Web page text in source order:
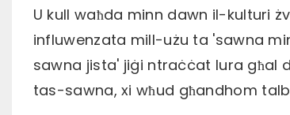
U kull waħda minn dawn il-kulturi
influwenzata mill-użu ta 'sawna
sawna jista' jiġi ntraċċat lura għal
tas-sawna, xi wħud għandhom